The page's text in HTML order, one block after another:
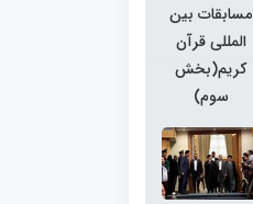
مسابقات بین
المللی قرآن
کریم(بخش
سوم)